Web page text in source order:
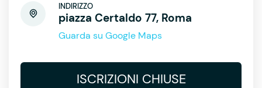
INDIRIZZO
piazza Certaldo 77, Roma
Guarda su Google Maps
ISCRIZIONI CHIUSE